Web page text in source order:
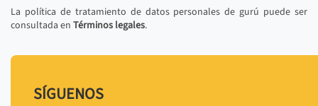
La política de tratamiento de datos personales de gurú puede ser
consultada en Términos legales.
SÍGUENOS